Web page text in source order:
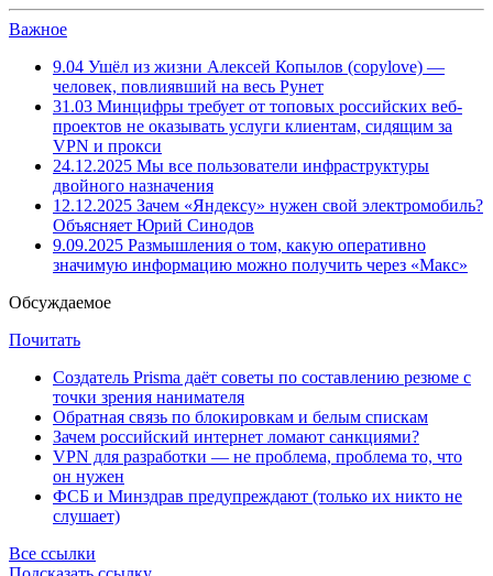
Важное
9.04 Ушёл из жизни Алексей Копылов (copylove) —
человек, повлиявший на весь Рунет
31.03 Минцифры требует от топовых российских веб-
проектов не оказывать услуги клиентам, сидящим за
VPN и прокси
24.12.2025 Мы все пользователи инфраструктуры
двойного назначения
12.12.2025 Зачем «Яндексу» нужен свой электромобиль?
Объясняет Юрий Синодов
9.09.2025 Размышления о том, какую оперативно
значимую информацию можно получить через «Макс»
Обсуждаемое
Почитать
Создатель Prisma даёт советы по составлению резюме с
точки зрения нанимателя
Обратная связь по блокировкам и белым спискам
Зачем российский интернет ломают санкциями?
VPN для разработки — не проблема, проблема то, что
он нужен
ФСБ и Минздрав предупреждают (только их никто не
слушает)
Все ссылки